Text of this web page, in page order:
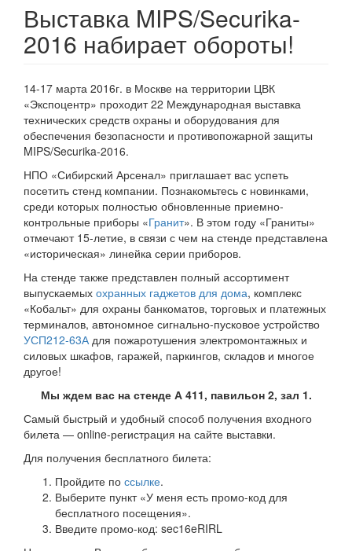
Выставка MIPS/Securika-
2016 набирает обороты!
14-17 марта 2016г. в Москве на территории ЦВК
«Экспоцентр» проходит 22 Международная выставка
технических средств охраны и оборудования для
обеспечения безопасности и противопожарной защиты
MIPS/Securika-2016.
НПО «Сибирский Арсенал» приглашает вас успеть
посетить стенд компании. Познакомьтесь с новинками,
среди которых полностью обновленные приемно-
контрольные приборы «Гранит». В этом году «Граниты»
отмечают 15-летие, в связи с чем на стенде представлена
«историческая» линейка серии приборов.
На стенде также представлен полный ассортимент
выпускаемых охранных гаджетов для дома, комплекс
«Кобальт» для охраны банкоматов, торговых и платежных
терминалов, автономное сигнально-пусковое устройство
УСП212-63Адля пожаротушения электромонтажных и
силовых шкафов, гаражей, паркингов, складов и многое
другое!
Мы ждем вас на стенде А 411, павильон 2, зал 1.
Самый быстрый и удобный способ получения входного
билета — online-регистрация на сайте выставки.
Для получения бесплатного билета:
Пройдите по ссылке.
Выберите пункт «У меня есть промо-код для
бесплатного посещения».
Введите промо-код: sec16eRIRL